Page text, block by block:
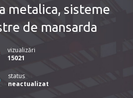
metalica, sisteme
de mansarda
vizualizări
15021
status
neactualizat